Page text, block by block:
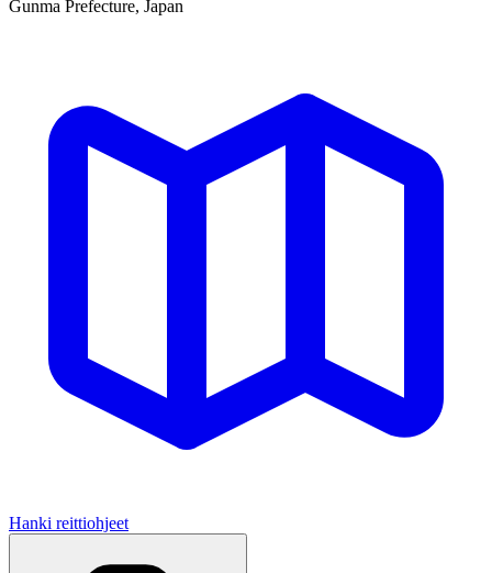
Gunma Prefecture, Japan
Hanki reittiohjeet